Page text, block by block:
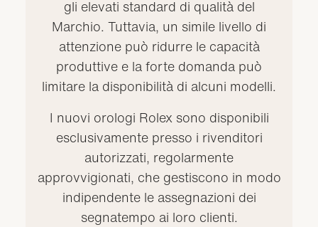
gli elevati standard di qualità del
Marchio. Tuttavia, un simile livello di
attenzione può ridurre le capacità
produttive e la forte domanda può
limitare la disponibilità di alcuni modelli.
I nuovi orologi Rolex sono disponibili
esclusivamente presso i rivenditori
autorizzati, regolarmente
approvvigionati, che gestiscono in modo
indipendente le assegnazioni dei
segnatempo ai loro clienti.